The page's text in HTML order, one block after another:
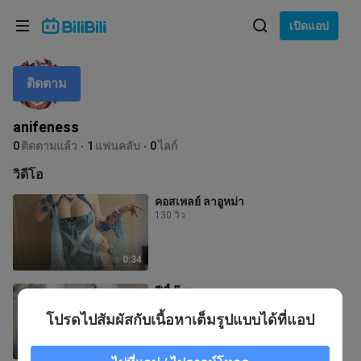
เปิดแอป
anifeness
0ติดตามแล้ว 1 แฟนคลับ 0ไลก์
ติดตาม
วิดีโอ
0:34
คอสเพลย์ ลาอูหม่า
130 วิว
0:32
ฟีบี้ จุ๊บๆ
โปรดไปสัมผัสกับเนื้อหาเต็มรูปแบบได้ที่แอป
ภาษา: ภาษาไทย
ข้าสู่
ะบบ
เลือกภาษา
English
ภาษาไทย
Tiếng Việt
Bahasa Melayu